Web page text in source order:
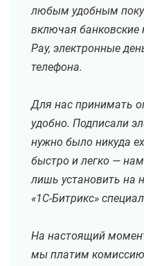
любым удобным
включая банковские
Pay, электронные
телефона.
Для нас принимать
удобно. Подписали
нужно было никуда
быстро и легко —
лишь установить на
«1С-Битрикс»
На настоящий
мы платим комиссию